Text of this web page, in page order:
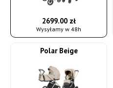
2699.00 zł
Wysyłamy w 48h
Polar Beige